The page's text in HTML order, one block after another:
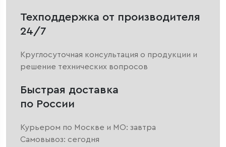
Техподдержка от производителя
24/7
Круглосуточная консультация о продукции и
решение технических вопросов
Быстрая доставка
по России
Курьером по Москве и МО: завтра
Самовывоз: сегодня